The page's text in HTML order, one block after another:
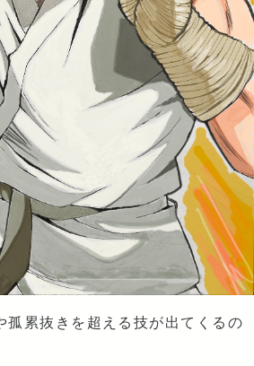
孤累抜きを超える技が出てくるの